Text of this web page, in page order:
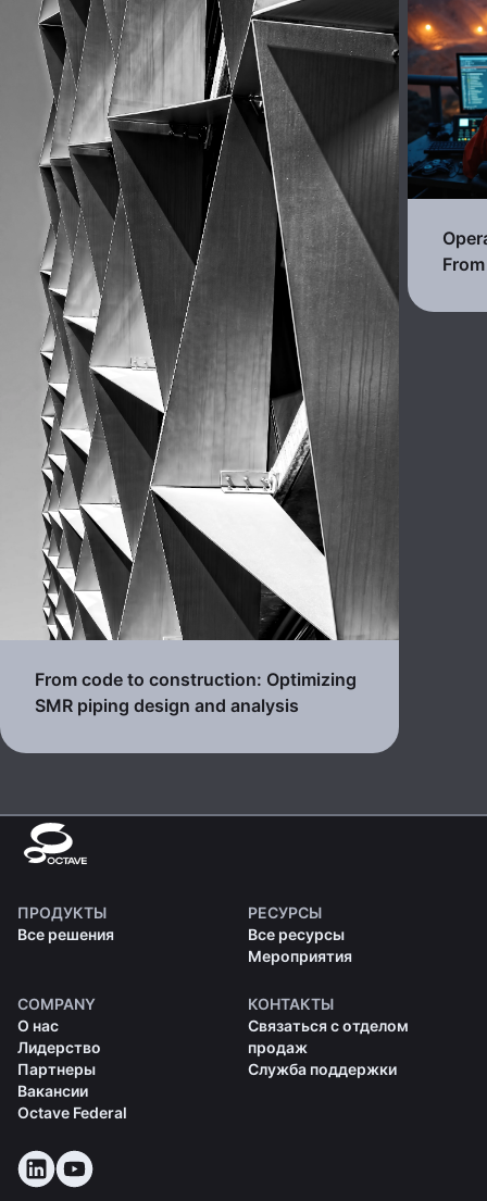
From code to construction: Optimizing
SMR piping design and analysis
ПРОДУКТЫ
Все решения
РЕСУРСЫ
Все ресурсы
Мероприятия
COMPANY
О нас
Лидерство
Партнеры
Вакансии
Octave Federal
КОНТАКТЫ
Связаться с отделом
продаж
Служба поддержки